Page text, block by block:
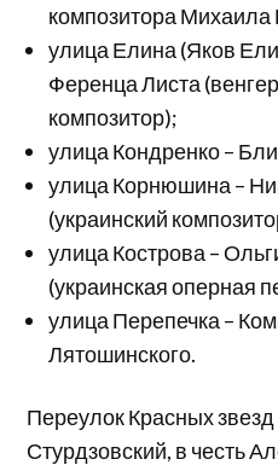
композитора Михаила
улица Елина (Яков
Ференца Листа
композитор);
улица Кондренко –
улица Корнюшина –
(украинский
улица Кострова –
(украинская оперная
улица Перепечка –
Лятошинского.
Переулок Красных
Стурдзовский, в честь